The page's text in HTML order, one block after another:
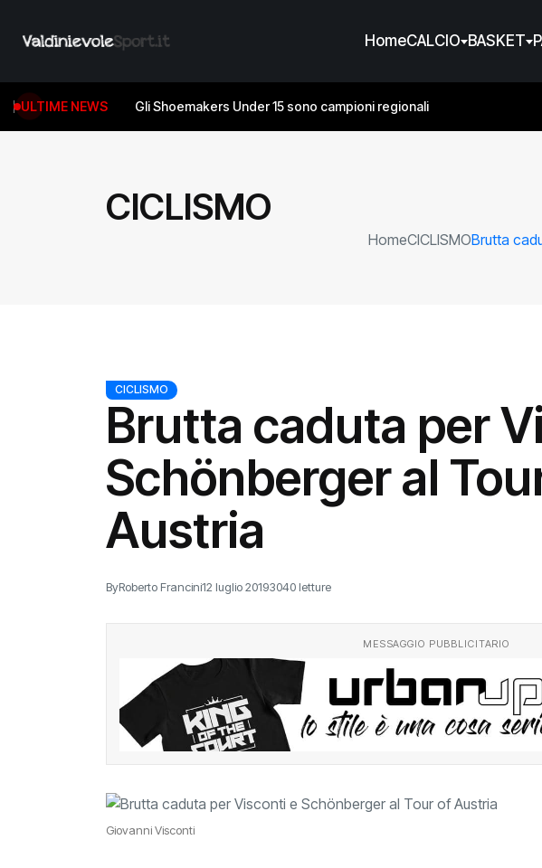
HomeCALCIO BASKET
ULTIME NEWS Gli Shoemakers Under 15 sono campioni regionali
CICLISMO
HomeCICLISMOBrutta
CICLISMO
Brutta caduta per
Schönberger al
Austria
ByRoberto Francini12 luglio 20193040 letture
MESSAGGIO PUBBLICITARIO
Giovanni Visconti